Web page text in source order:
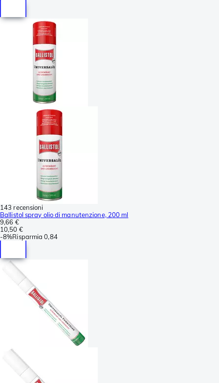
143 recensioni
Ballistol spray olio di manutenzione, 200 ml
9,66 €
10,50 €
-8%Risparmia 0,84